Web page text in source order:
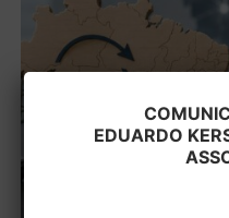
EDUARDO